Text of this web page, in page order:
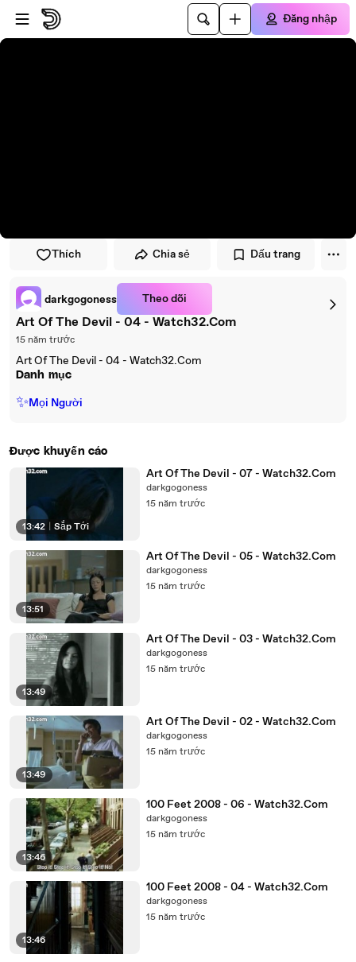
Đi đến trình phát
Đi đến nội dung chính
Đăng nhập
Thích Chia sẻ Dấu trang
darkgogoness Theo dõi
Art Of The Devil - 04 - Watch32.Com
15 năm trước
Art Of The Devil - 04 - Watch32.Com
Danh mục
✨Mọi Người
Được khuyến cáo
13:42 Sắp Tới
Art Of The Devil - 07 - Watch32.Com
darkgogoness
15 năm trước
13:51
Art Of The Devil - 05 - Watch32.Com
darkgogoness
15 năm trước
13:49
Art Of The Devil - 03 - Watch32.Com
darkgogoness
15 năm trước
13:49
Art Of The Devil - 02 - Watch32.Com
darkgogoness
15 năm trước
13:46
100 Feet 2008 - 06 - Watch32.Com
darkgogoness
15 năm trước
13:46
100 Feet 2008 - 04 - Watch32.Com
darkgogoness
15 năm trước